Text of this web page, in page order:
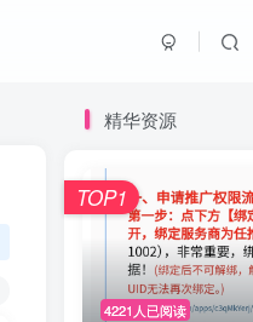
精华资源
4221人已阅读
TOP1